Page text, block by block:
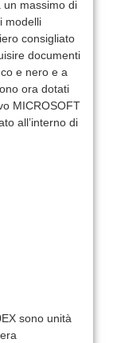
un massimo di
modelli
consigliato
documenti
e nero e a
ora dotati
MICROSOFT
all’interno di
sono unità